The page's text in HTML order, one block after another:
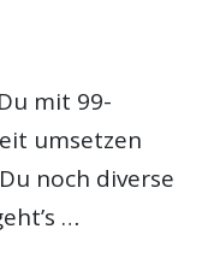
mit 99-
umsetzen
noch diverse
…